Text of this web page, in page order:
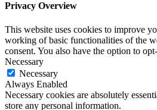
Privacy Overview
This website uses cookies to improve
working of basic functionalities of the
consent. You also have the option to
Necessary
Necessary
Always Enabled
Necessary cookies are absolutely
store any personal information.